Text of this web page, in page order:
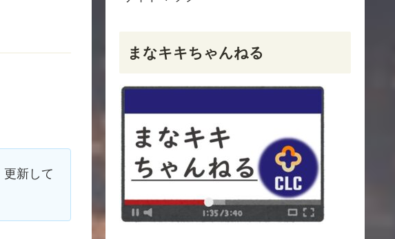
更新 して
まなキキちゃんねる